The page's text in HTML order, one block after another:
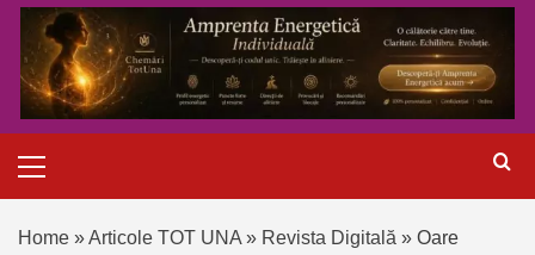
Home »Articole TOT UNA » Revista Digitală » Oare